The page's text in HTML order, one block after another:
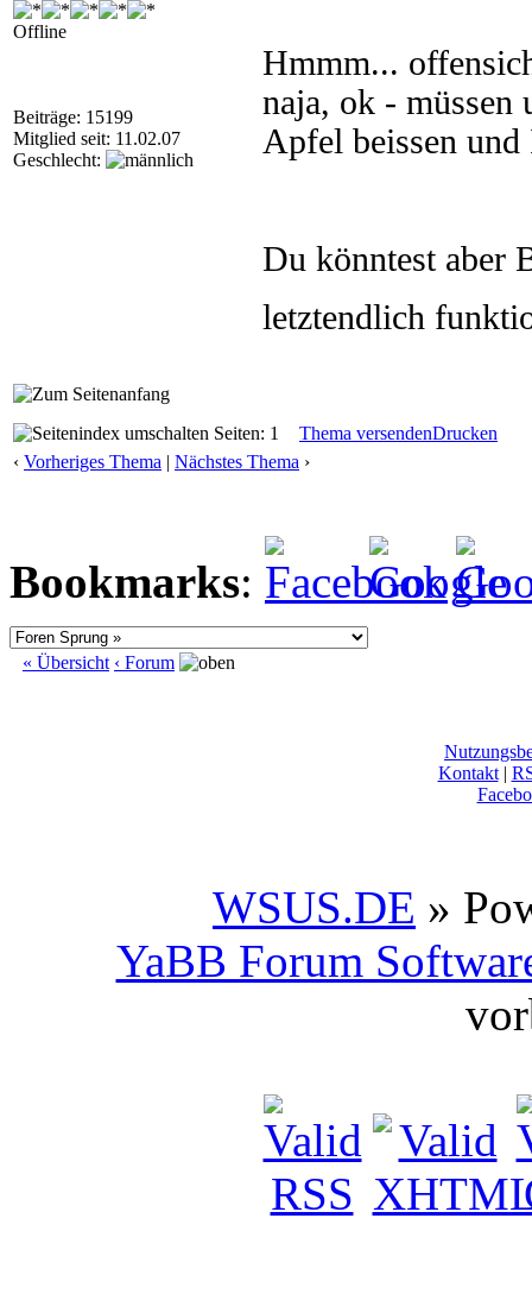
Offline
Beiträge: 15199
Mitglied seit: 11.02.07
Geschlecht:
Hmmm...
naja, ok - müssen
Apfel beissen und
Du könntest aber
letztendlich
Seiten: 1 Thema versendenDrucken
‹ Vorheriges Thema | Nächstes Thema ›
Bookmarks:
« Übersicht ‹ Forum
Kontakt|
WSUS.DE »
YaBB Forum